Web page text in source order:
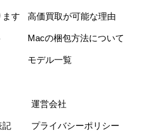
ます 高価買取が可能な理由
Macの梱包方法について
モデル一覧
運営会社
記 プライバシーポリシー